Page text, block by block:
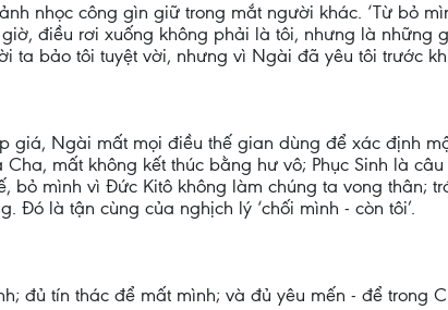
nhọc công gìn giữ trong mắt người khác. ‘Từ bỏ
điều rơi xuống không phải là tôi, nhưng là những
ta bảo tôi tuyệt vời, nhưng vì Ngài đã yêu tôi trước
giá, Ngài mất mọi điều thế gian dùng để xác định
mất không kết thúc bằng hư vô; Phục Sinh là
bỏ mình vì Đức Kitô không làm chúng ta vong thân;
Đó là tận cùng của nghịch lý ‘chối mình - còn tôi’.
đủ tín thác để mất mình; và đủ yêu mến - để trong